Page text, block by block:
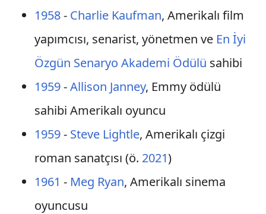
1958- Charlie Kaufman, Amerikalı film
yapımcısı, senarist, yönetmen ve En İyi
Özgün Senaryo Akademi Ödülü sahibi
1959-Allison Janney, Emmy ödülü
sahibi Amerikalı oyuncu
1959- Steve Lightle, Amerikalı çizgi
roman sanatçısı (ö. 2021)
1961 - Meg Ryan, Amerikalı sinema
oyuncusu